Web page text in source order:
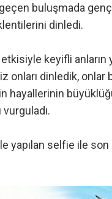
buluşmada
dinledi.
etkisiyle keyifli
onları dinledik,
hayallerinin
yapılan selfie ile son